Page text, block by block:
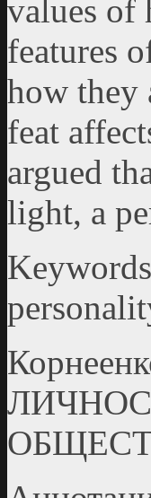
values of
features
how they
feat
argued
light, a